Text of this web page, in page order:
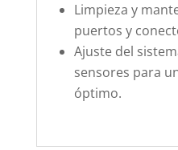
Limpieza y
puertos y
Ajuste del
sensores para
óptimo.